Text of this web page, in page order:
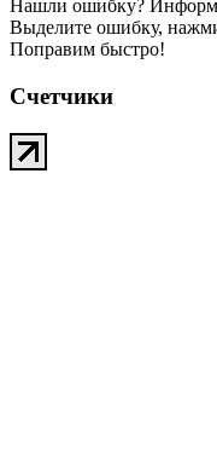
Нашли ошибку?
Выделите ошибку,
Поправим быстро!
Счетчики